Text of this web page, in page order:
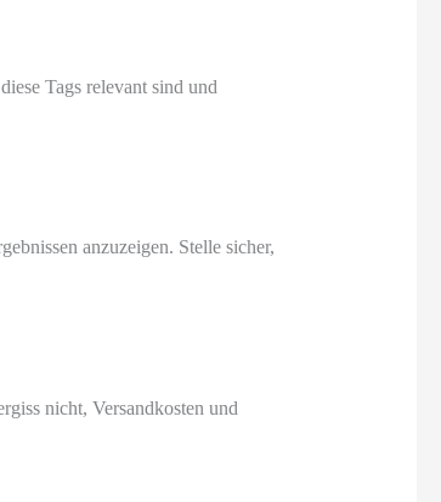
Tags relevant sind und
anzuzeigen. Stelle sicher,
nicht, Versandkosten und